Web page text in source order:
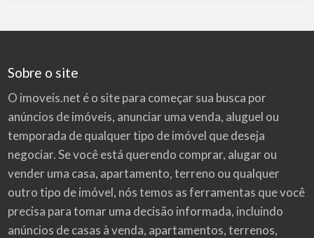
Sobre o site
O imoveis.net é o site para começar sua busca por
anúncios de imóveis, anunciar uma venda, aluguel ou
temporada de qualquer tipo de imóvel que deseja
negociar. Se você está querendo comprar, alugar ou
vender uma casa, apartamento, terreno ou qualquer
outro tipo de imóvel, nós temos as ferramentas que você
precisa para tomar uma decisão informada, incluindo
anúncios de casas à venda, apartamentos, terrenos,